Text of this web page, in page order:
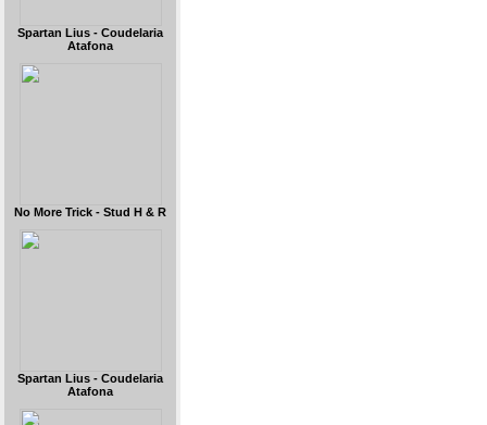
Spartan Lius - Coudelaria
Atafona
No More Trick - Stud H & R
Spartan Lius - Coudelaria
Atafona